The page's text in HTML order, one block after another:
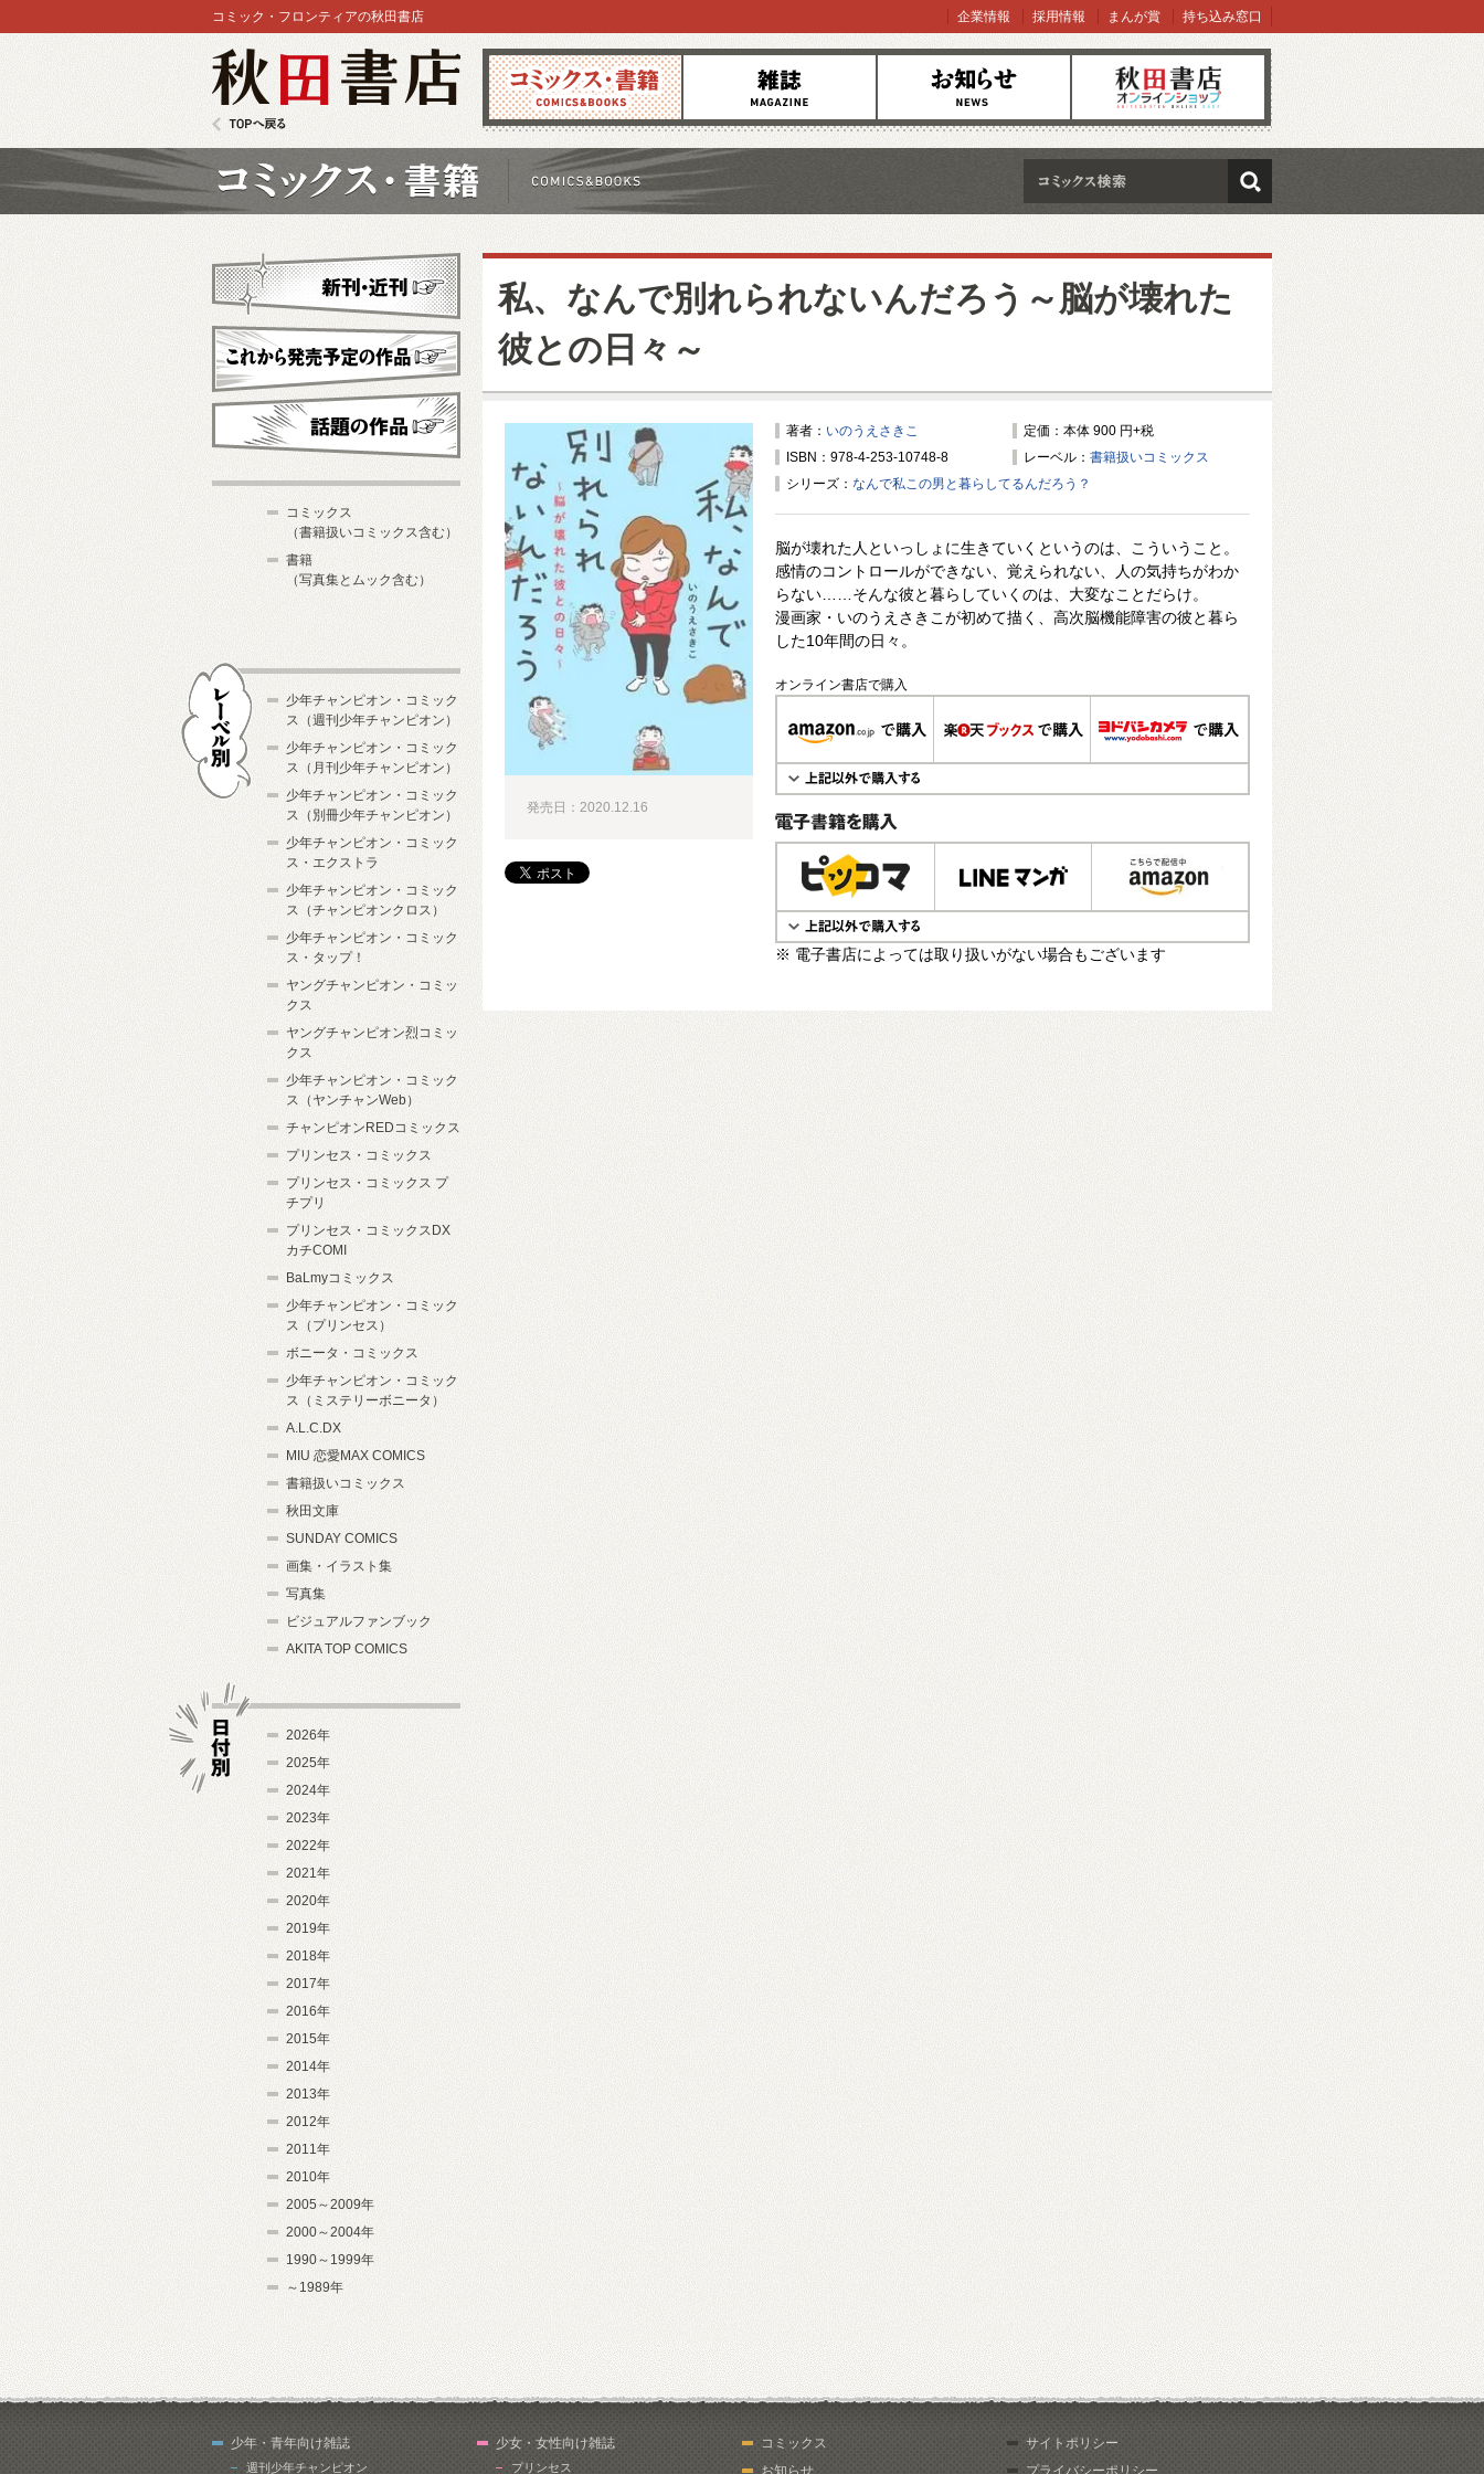
コミックス 雑誌 お知らせ オンラインショップ
コミック・フロンティアの秋田書店 企業情報 採用情報 まんが賞 持ち込み窓口
検索
私、なんで別れられないんだろう～脳が壊れた
彼との日々～
著者： いのうえさきこ
定価：本体 900 円+税
ISBN：978-4-253-10748-8
レーベル： 書籍扱いコミックス
シリーズ： なんで私この男と暮らしてるんだろう？
脳が壊れた人といっしょに生きていくというのは、こういうこと。
感情のコントロールができない、覚えられない、人の気持ちがわか
らない……そんな彼と暮らしていくのは、大変なことだらけ。
漫画家・いのうえさきこが初めて描く、高次脳機能障害の彼と暮ら
した10年間の日々。
オンライン書店で購入
電子書籍で購入
※ 電子書店によっては取り扱いがない場合もございます
発売日：2020.12.16
新刊・近刊
これから発売予定
コミックス
（書籍扱いコミックス含む）
書籍
（写真集とムック含む）
少年チャンピオン・コミック
ス（週刊少年チャンピオン）
少年チャンピオン・コミック
ス（月刊少年チャンピオン）
少年チャンピオン・コミック
ス（別冊少年チャンピオン）
少年チャンピオン・コミック
ス・エクストラ
少年チャンピオン・コミック
ス（チャンピオンクロス）
少年チャンピオン・コミック
ス・タップ！
ヤングチャンピオン・コミッ
クス
ヤングチャンピオン烈コミッ
クス
少年チャンピオン・コミック
ス（ヤンチャンWeb）
チャンピオンREDコミックス
プリンセス・コミックス
プリンセス・コミックス プ
チプリ
プリンセス・コミックスDX
カチCOMI
BaLmyコミックス
少年チャンピオン・コミック
ス（プリンセス）
ボニータ・コミックス
少年チャンピオン・コミック
ス（ミステリーボニータ）
A.L.C.DX
MIU 恋愛MAX COMICS
書籍扱いコミックス
秋田文庫
SUNDAY COMICS
画集・イラスト集
写真集
ビジュアルファンブック
AKITA TOP COMICS
2026年
2025年
2024年
2023年
2022年
2021年
2020年
2019年
2018年
2017年
2016年
2015年
2014年
2013年
2012年
2011年
2010年
2005～2009年
2000～2004年
1990～1999年
～1989年
少年・青年向け雑誌
週刊少年チャンピオン
少女・女性向け雑誌
プリンセス
コミックス
お知らせ
サイトポリシー
プライバシーポリシー